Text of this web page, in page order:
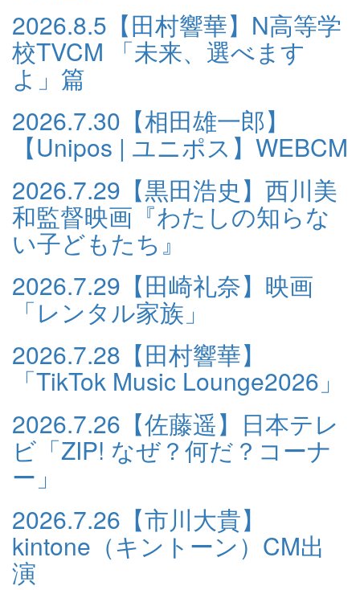
2026.8.5 【田村響華】N高等学
校TVCM 「未来、選べます
よ」篇
2026.7.30 【相田雄一郎】
【Unipos | ユニポス】WEBCM
2026.7.29 【黒田浩史】西川美
和監督映画『わたしの知らな
い子どもたち』
2026.7.29 【田崎礼奈】映画
「レンタル家族」
2026.7.28 【田村響華】
「TikTok Music Lounge2026」
2026.7.26 【佐藤遥】日本テレ
ビ「ZIP! なぜ？何だ？コーナ
ー」
2026.7.26 【市川大貴】
kintone（キントーン）CM出
演